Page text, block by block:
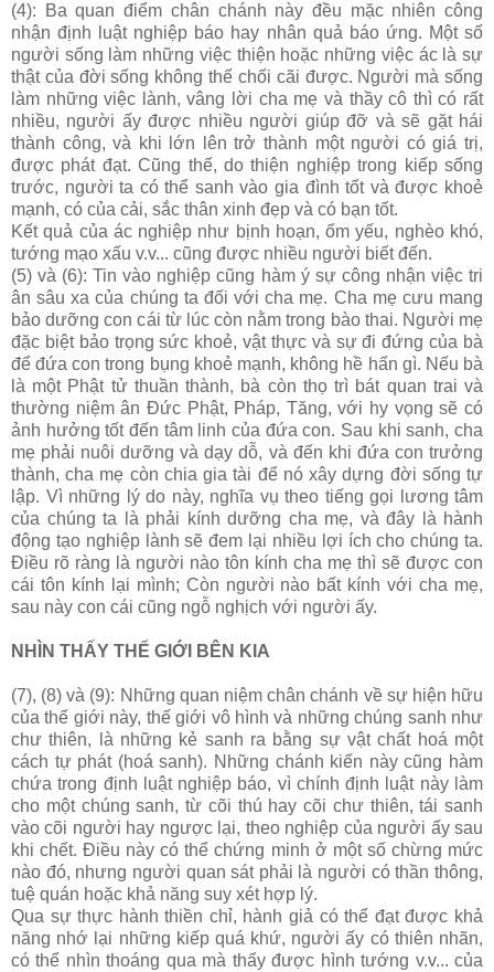
(4): Ba quan điểm chân chánh này đều mặc nhiên công
nhận định luật nghiệp báo hay nhân quả báo ứng. Một số
người sống làm những việc thiện hoặc những việc ác là sự
thật của đời sống không thể chối cãi được. Người mà sống
làm những việc lành, vâng lời cha mẹ và thầy cô thì có rất
nhiều, người ấy được nhiều người giúp đỡ và sẽ gặt hái
thành công, và khi lớn lên trở thành một người có giá trị,
được phát đạt. Cũng thế, do thiện nghiệp trong kiếp sống
trước, người ta có thể sanh vào gia đình tốt và được khoẻ
mạnh, có của cải, sắc thân xinh đẹp và có bạn tốt.
Kết quả của ác nghiệp như bịnh hoạn, ốm yếu, nghèo khó,
tướng mạo xấu v.v... cũng được nhiều người biết đến.
(5) và (6): Tin vào nghiệp cũng hàm ý sự công nhận việc tri
ân sâu xa của chúng ta đối với cha mẹ. Cha mẹ cưu mang
bảo dưỡng con cái từ lúc còn nằm trong bào thai. Người mẹ
đặc biệt bảo trọng sức khoẻ, vật thực và sự đi đứng của bà
để đứa con trong bụng khoẻ mạnh, không hề hấn gì. Nếu bà
là một Phật tử thuần thành, bà còn thọ trì bát quan trai và
thường niệm ân Ðức Phật, Pháp, Tăng, với hy vọng sẽ có
ảnh hưởng tốt đến tâm linh của đứa con. Sau khi sanh, cha
mẹ phải nuôi dưỡng và dạy dỗ, và đến khi đứa con trưởng
thành, cha mẹ còn chia gia tài để nó xây dựng đời sống tự
lập. Vì những lý do này, nghĩa vụ theo tiếng gọi lương tâm
của chúng ta là phải kính dưỡng cha mẹ, và đây là hành
động tạo nghiệp lành sẽ đem lại nhiều lợi ích cho chúng ta.
Ðiều rõ ràng là người nào tôn kính cha mẹ thì sẽ được con
cái tôn kính lại mình; Còn người nào bất kính với cha mẹ,
sau này con cái cũng ngỗ nghịch với người ấy.
NHÌN THẤY THẾ GIỚI BÊN KIA
(7), (8) và (9): Những quan niệm chân chánh về sự hiện hữu
của thế giới này, thế giới vô hình và những chúng sanh như
chư thiên, là những kẻ sanh ra bằng sự vật chất hoá một
cách tự phát (hoá sanh). Những chánh kiến này cũng hàm
chứa trong định luật nghiệp báo, vì chính định luật này làm
cho một chúng sanh, từ cõi thú hay cõi chư thiên, tái sanh
vào cõi người hay ngược lại, theo nghiệp của người ấy sau
khi chết. Ðiều này có thể chứng minh ở một số chừng mức
nào đó, nhưng người quan sát phải là người có thần thông,
tuệ quán hoặc khả năng suy xét hợp lý.
Qua sự thực hành thiền chỉ, hành giả có thể đạt được khả
năng nhớ lại những kiếp quá khứ, người ấy có thiên nhãn,
có thể nhìn thoáng qua mà thấy được hình tướng v.v... của